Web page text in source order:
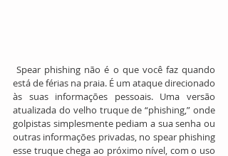
Spear phishing não é o que você faz quando
está de férias na praia. É um ataque direcionado
às suas informações pessoais. Uma versão
atualizada do velho truque de “phishing,” onde
golpistas simplesmente pediam a sua senha ou
outras informações privadas, no spear phishing
esse truque chega ao próximo nível, com o uso